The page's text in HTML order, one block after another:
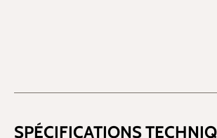
SPÉCIFICATIONS